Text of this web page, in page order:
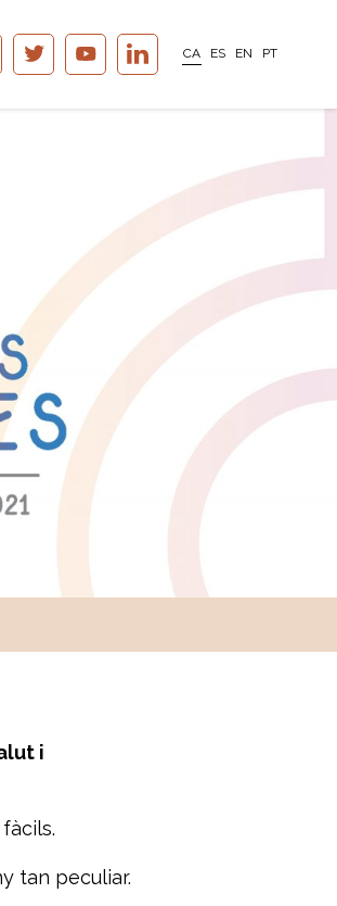
CA ES EN PT
i
tan peculiar.